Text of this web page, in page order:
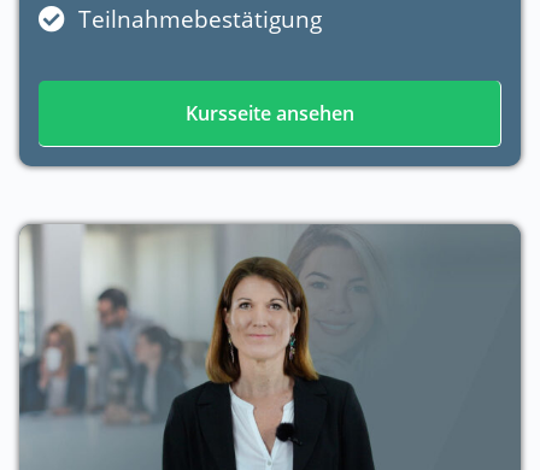
Teilnahmebestätigung
Kursseite ansehen